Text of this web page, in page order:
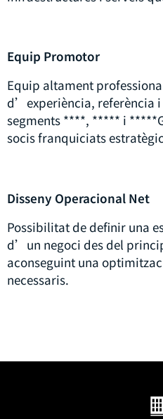
Equip Promotor
Equip altament
d’experiència, referència
segments ****, ***** i
socis franquiciats
Disseny Operacional Net
Possibilitat de definir una
d’un negoci des del
aconseguint una
necessaris.